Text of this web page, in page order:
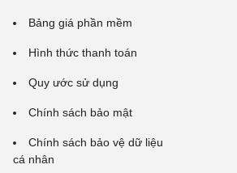
Bảng giá phần mềm
Hình thức thanh toán
Quy ước sử dụng
Chính sách bảo mật
Chính sách bảo vệ dữ liệu
cá nhân